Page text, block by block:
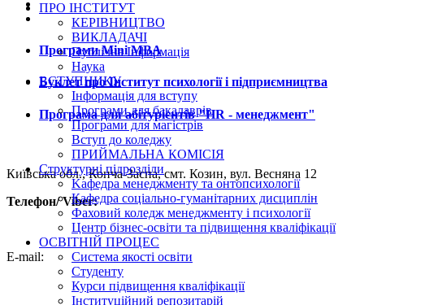
ПРО ІНСТИТУТ
КЕРІВНИЦТВО
ВИКЛАДАЧІ
Публічна Інформація
Наука
ВСТУПНИКУ
Інформація для вступу
Програми для бакалаврів
Програми для магістрів
Вступ до коледжу
ПРИЙМАЛЬНА КОМІСІЯ
Структурні підрозділи
Kафедра менеджменту та онтопсихології
Кафедра соціально-гуманітарних дисциплін
Фаховий коледж менеджменту і психології
Центр бізнес-освіти та підвищення кваліфікації
ОСВІТНІЙ ПРОЦЕС
Система якості освіти
Студенту
Курси підвищення кваліфікації
Інституційний репозитарій
Програми Mini MBA
Буклет про Інститут психології і підприємництва
Програма для абітурієнтів "HR - менеджмент"
Київська обл., Конча-Заспа, смт. Козин, вул. Весняна 12
Телефон/ Viber:
+38 (067) 519-75-77
E-mail:
secretariat@ipp.edu.ua